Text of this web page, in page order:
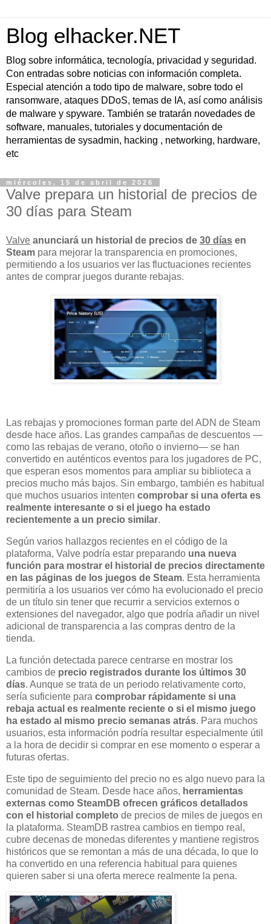
Blog elhacker.NET
Blog sobre informática, tecnología, privacidad y seguridad.
Con entradas sobre noticias con información completa.
Especial atención a todo tipo de malware, sobre todo el
ransomware, ataques DDoS, temas de IA, así como análisis
de malware y spyware. También se tratarán novedades de
software, manuales, tutoriales y documentación de
herramientas de sysadmin, hacking , networking, hardware,
etc
miércoles, 15 de abril de 2026
Valve prepara un historial de precios de
30 días para Steam
Valve anunciará un historial de precios de 30 días en
Steam para mejorar la transparencia en promociones,
permitiendo a los usuarios ver las fluctuaciones recientes
antes de comprar juegos durante rebajas.
Las rebajas y promociones forman parte del ADN de Steam
desde hace años. Las grandes campañas de descuentos —
como las rebajas de verano, otoño o invierno— se han
convertido en auténticos eventos para los jugadores de PC,
que esperan esos momentos para ampliar su biblioteca a
precios mucho más bajos. Sin embargo, también es habitual
que muchos usuarios intenten comprobar si una oferta es
realmente interesante o si el juego ha estado
recientemente a un precio similar.
Según varios hallazgos recientes en el código de la
plataforma, Valve podría estar preparando una nueva
función para mostrar el historial de precios directamente
en las páginas de los juegos de Steam. Esta herramienta
permitiría a los usuarios ver cómo ha evolucionado el precio
de un título sin tener que recurrir a servicios externos o
extensiones del navegador, algo que podría añadir un nivel
adicional de transparencia a las compras dentro de la
tienda.
La función detectada parece centrarse en mostrar los
cambios de precio registrados durante los últimos 30
días. Aunque se trata de un periodo relativamente corto,
sería suficiente para comprobar rápidamente si una
rebaja actual es realmente reciente o si el mismo juego
ha estado al mismo precio semanas atrás. Para muchos
usuarios, esta información podría resultar especialmente útil
a la hora de decidir si comprar en ese momento o esperar a
futuras ofertas.
Este tipo de seguimiento del precio no es algo nuevo para la
comunidad de Steam. Desde hace años, herramientas
externas como SteamDB ofrecen gráficos detallados
con el historial completo de precios de miles de juegos en
la plataforma. SteamDB rastrea cambios en tiempo real,
cubre decenas de monedas diferentes y mantiene registros
históricos que se remontan a más de una década, lo que lo
ha convertido en una referencia habitual para quienes
quieren saber si una oferta merece realmente la pena.